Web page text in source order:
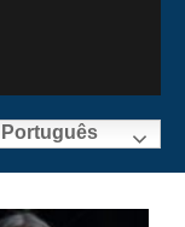
Português